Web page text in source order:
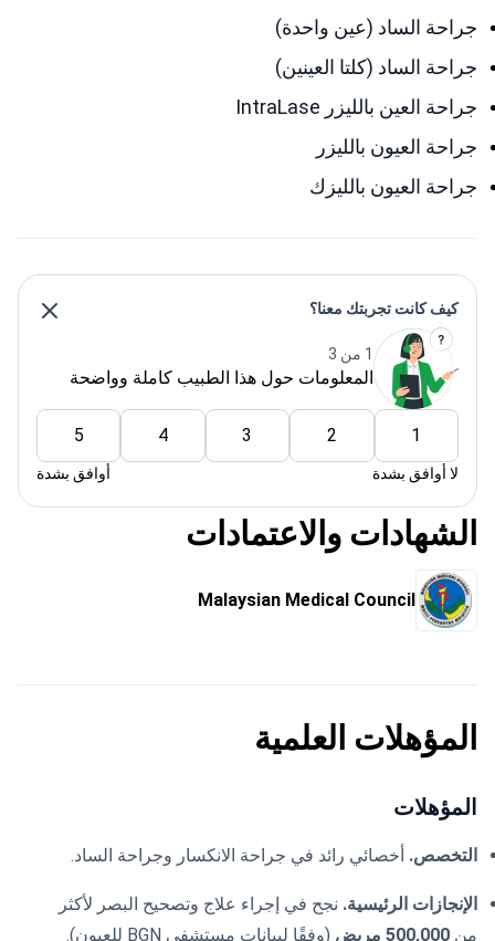
جراحة الساد (عين واحدة)
جراحة الساد (كلتا العينين)
جراحة العين بالليزر IntraLase
جراحة العيون بالليزر
جراحة العيون بالليزك
كيف كانت تجربتك معنا؟
1 من 3
المعلومات حول هذا الطبيب كاملة وواضحة
1
2
3
4
5
لا أوافق بشدة أوافق بشدة
الشهادات والاعتمادات
Malaysian Medical Council
المؤهلات العلمية
المؤهلات
التخصص. أخصائي رائد في جراحة الانكسار وجراحة الساد.
الإنجازات الرئيسية. نجح في إجراء علاج وتصحيح البصر لأكثر
من 500,000 مريض (وفقًا لبيانات مستشفى BGN للعيون).